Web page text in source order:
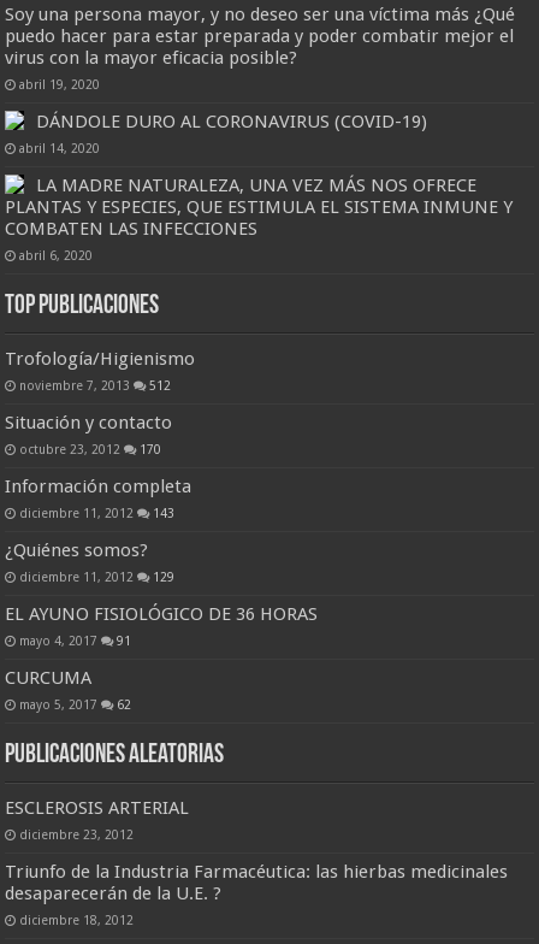
Soy una persona mayor, y no deseo ser una víctima más ¿Qué
puedo hacer para estar preparada y poder combatir mejor el
virus con la mayor eficacia posible?
abril 19, 2020
DÁNDOLE DURO AL CORONAVIRUS (COVID-19)
abril 14, 2020
LA MADRE NATURALEZA, UNA VEZ MÁS NOS OFRECE
PLANTAS Y ESPECIES, QUE ESTIMULA EL SISTEMA INMUNE Y
COMBATEN LAS INFECCIONES
abril 6, 2020
Top Publicaciones
Trofología/Higienismo
noviembre 7, 2013 512
Situación y contacto
octubre 23, 2012 170
Información completa
diciembre 11, 2012 143
¿Quiénes somos?
diciembre 11, 2012 129
EL AYUNO FISIOLÓGICO DE 36 HORAS
mayo 4, 2017 91
CURCUMA
mayo 5, 2017 62
Publicaciones Aleatorias
ESCLEROSIS ARTERIAL
diciembre 23, 2012
Triunfo de la Industria Farmacéutica: las hierbas medicinales
desaparecerán de la U.E. ?
diciembre 18, 2012